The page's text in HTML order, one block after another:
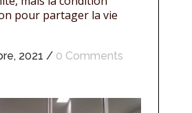
pour partager la vie
2021 / 0 Comments